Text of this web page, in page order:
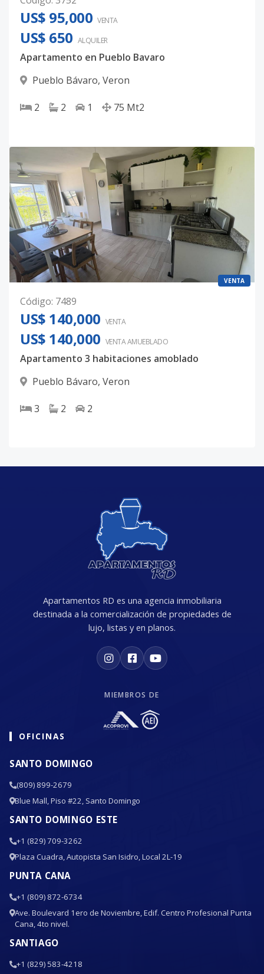
US$ 95,000 VENTA
US$ 650 ALQUILER
Apartamento en Pueblo Bavaro
Pueblo Bávaro, Veron
2 2 1 75 Mt2
VENTA
Código: 7489
US$ 140,000 VENTA
US$ 140,000 VENTA AMUEBLADO
Apartamento 3 habitaciones amoblado
Pueblo Bávaro, Veron
3 2 2
Apartamentos RD es una agencia inmobiliaria
destinada a la comercialización de propiedades de
lujo, listas y en planos.
MIEMBROS DE
OFICINAS
SANTO DOMINGO
(809) 899-2679
Blue Mall, Piso #22, Santo Domingo
SANTO DOMINGO ESTE
+1 (829) 709-3262
Plaza Cuadra, Autopista San Isidro, Local 2L-19
PUNTA CANA
+1 (809) 872-6734
Ave. Boulevard 1ero de Noviembre, Edif. Centro Profesional Punta
Cana, 4to nivel.
SANTIAGO
+1 (829) 583-4218